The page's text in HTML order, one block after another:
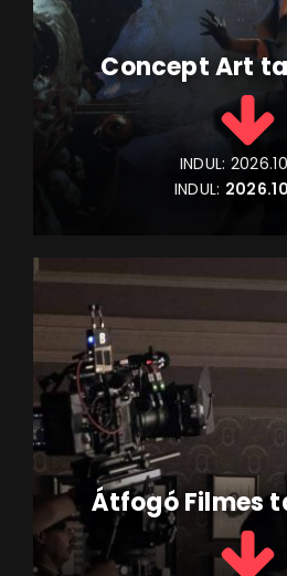
Concept Art
INDUL:
INDUL:
Átfogó Filmes